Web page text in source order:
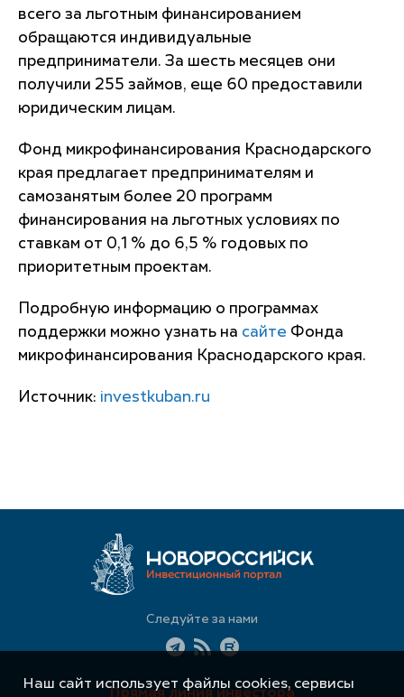
всего за льготным финансированием
обращаются индивидуальные
предприниматели. За шесть месяцев они
получили 255 займов, еще 60 предоставили
юридическим лицам.
Фонд микрофинансирования Краснодарского
края предлагает предпринимателям и
самозанятым более 20 программ
финансирования на льготных условиях по
ставкам от 0,1 % до 6,5 % годовых по
приоритетным проектам.
Подробную информацию о программах
поддержки можно узнать на сайте Фонда
микрофинансирования Краснодарского края.
Источник: investkuban.ru
Следуйте за нами
Прямая линия инвестора
Наш сайт использует файлы cookies, сервисы